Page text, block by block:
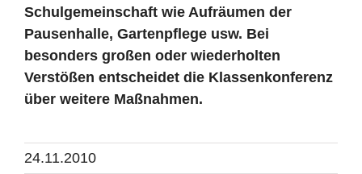
Schulgemeinschaft wie Aufräumen der
Pausenhalle, Gartenpflege usw. Bei
besonders großen oder wiederholten
Verstößen entscheidet die Klassenkonferenz
über weitere Maßnahmen.
24.11.2010